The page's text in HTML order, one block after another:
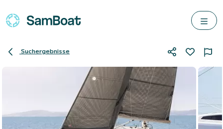
Suchergebnisse